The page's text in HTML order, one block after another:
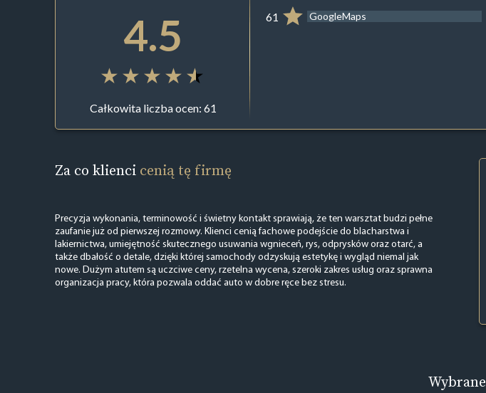
4.5
Całkowita liczba ocen: 61
61 GoogleMaps
Za co klienci cenią tę firmę
Precyzja wykonania, terminowość i świetny kontakt sprawiają, że ten warsztat budzi pełne
zaufanie już od pierwszej rozmowy. Klienci cenią fachowe podejście do blacharstwa i
lakiernictwa, umiejętność skutecznego usuwania wgnieceń, rys, odprysków oraz otarć, a
także dbałość o detale, dzięki której samochody odzyskują estetykę i wygląd niemal jak
nowe. Dużym atutem są uczciwe ceny, rzetelna wycena, szeroki zakres usług oraz sprawna
organizacja pracy, która pozwala oddać auto w dobre ręce bez stresu.
Wybrane